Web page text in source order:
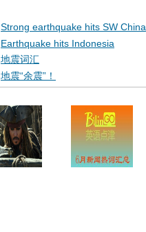
Strong earthquake hits SW China
Earthquake hits Indonesia
地震词汇
地震“余震”！